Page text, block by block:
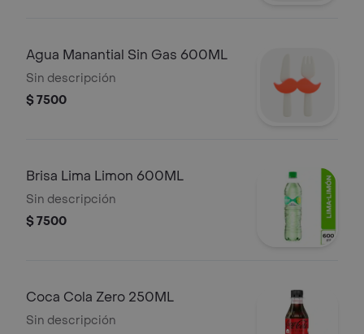
Agua Manantial Sin Gas 600ML
Sin descripción
$ 7500
Brisa Lima Limon 600ML
Sin descripción
$ 7500
Coca Cola Zero 250ML
Sin descripción